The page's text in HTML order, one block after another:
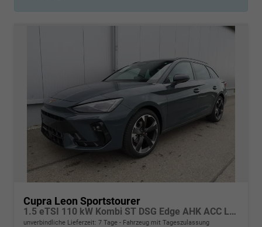
Cupra Leon Sportstourer
1.5 eTSI 110 kW Kombi ST DSG Edge AHK ACC LED
unverbindliche Lieferzeit: 7 Tage Fahrzeug mit Tageszulassung